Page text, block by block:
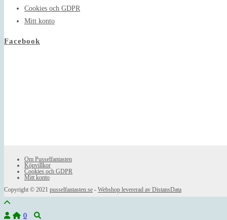
Cookies och GDPR
Mitt konto
Facebook
Om Pusselfantasten
Köpvillkor
Cookies och GDPR
Mitt konto
Copyright © 2021 pusselfantasten.se - Webshop levererad av DistansData
0